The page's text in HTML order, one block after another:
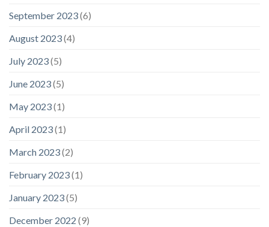
September 2023(6)
August 2023(4)
July 2023(5)
June 2023(5)
May 2023(1)
April 2023(1)
March 2023(2)
February 2023(1)
January 2023(5)
December 2022 (9)